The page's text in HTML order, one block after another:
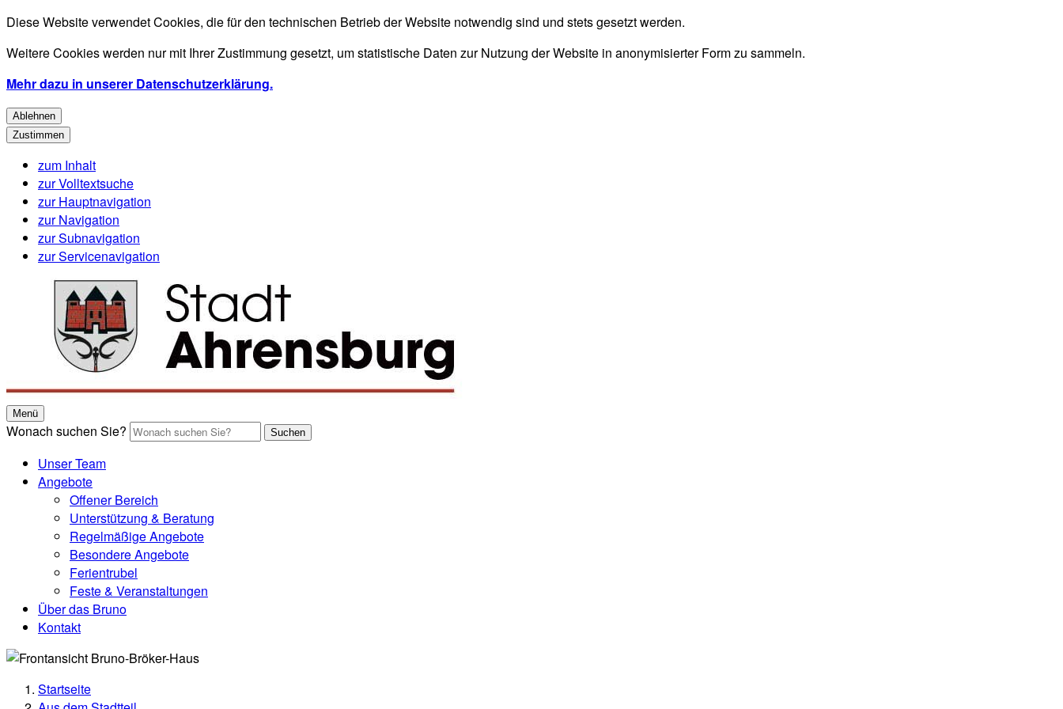
Diese Website verwendet Cookies, die für den technischen Betrieb der Website notwendig sind und stets gesetzt werden.
Weitere Cookies werden nur mit Ihrer Zustimmung gesetzt, um statistische Daten zur Nutzung der Website in anonymisierter Form zu sammeln.
Mehr dazu in unserer Datenschutzerklärung.
Ablehnen
Zustimmen
zum Inhalt
zur Volltextsuche
zur Hauptnavigation
zur Navigation
zur Subnavigation
zur Servicenavigation
Menü
Wonach suchen Sie? Suchen
Unser Team
Angebote
Offener Bereich
Unterstützung & Beratung
Regelmäßige Angebote
Besondere Angebote
Ferientrubel
Feste & Veranstaltungen
Über das Bruno
Kontakt
Startseite